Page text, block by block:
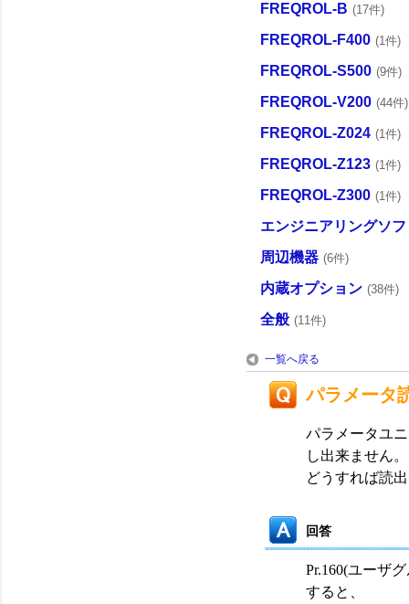
FREQROL-B (17件)
FREQROL-F400 (1件)
FREQROL-S500 (9件)
FREQROL-V200 (44件)
FREQROL-Z024 (1件)
FREQROL-Z123 (1件)
FREQROL-Z300 (1件)
エンジニアリングソ
周辺機器 (6件)
内蔵オプション (38件)
全般 (11件)
一覧へ戻る
パラメータ
パラメータユ
し出来ません。
どうすれば読
回答
Pr.160(ユーザ
すると、